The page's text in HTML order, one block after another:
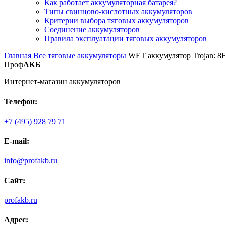
Как работает аккумуляторная батарея?
Типы свинцово-кислотных аккумуляторов
Критерии выбора тяговых аккумуляторов
Соединение аккумуляторов
Правила эксплуатации тяговых аккумуляторов
Главная Все тяговые аккумуляторы WET аккумулятор Trojan:
ПрофАКБ
Интернет-магазин аккумуляторов
Телефон:
+7 (495) 928 79 71
E-mail:
info@profakb.ru
Сайт:
profakb.ru
Адрес: